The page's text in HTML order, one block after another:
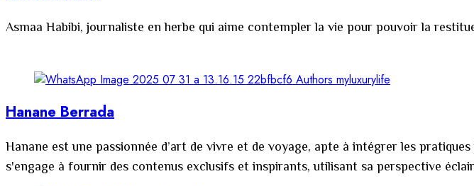
Asmaa Habibi, journaliste en herbe qui aime contempler la vie pour pouvoir la
Hanane Berrada
Hanane est une passionnée d’art de vivre et de voyage, apte à intégrer les
s'engage à fournir des contenus exclusifs et inspirants, utilisant sa perspective